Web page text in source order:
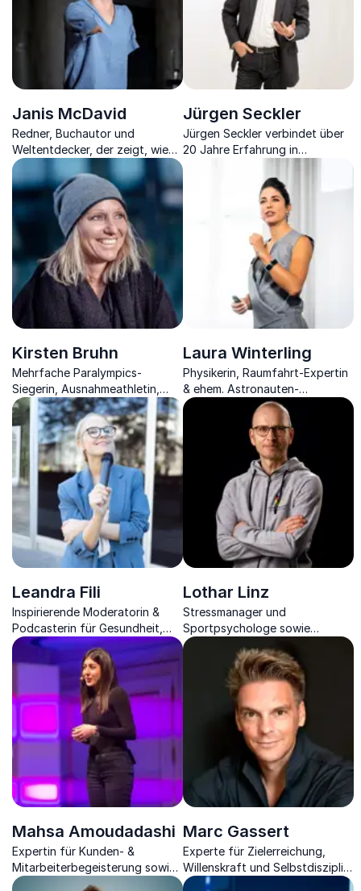
Janis McDavid
Redner, Buchautor und
Weltentdecker, der zeigt, wie
man über sich hinauswächst
und Unmögliches möglich
macht.
Jürgen Seckler
Jürgen Seckler verbindet über
20 Jahre Erfahrung in
Gesundheit, Stressmanagement
und Motivation zu praxisnahen
Impulsen für moderne
Kirsten Bruhn
Mehrfache Paralympics-
Siegerin, Ausnahmeathletin,
Expertin für Resilienz,
Persönlichkeitsentwicklung,
Motivation & Mindset.
Laura Winterling
Physikerin, Raumfahrt-Expertin
& ehem. Astronauten-
Ausbilderin bei der ESA sowie
Unternehmerin.
Leandra Fili
Inspirierende Moderatorin &
Podcasterin für Gesundheit,
Innovation & unvergessliche
Events
Lothar Linz
Stressmanager und
Sportpsychologe sowie
erfolgreicher Coach für Firmen.
Mahsa Amoudadashi
Expertin für Kunden- &
Mitarbeiterbegeisterung sowie
Wirtschaftspsychologin.
Marc Gassert
Experte für Zielerreichung,
Willenskraft und Selbstdisziplin
zeigt Ihnen, wie Sie Ihr Potential